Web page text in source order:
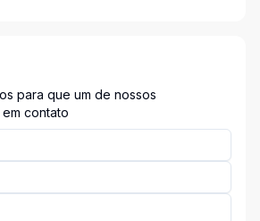
para que um de nossos
contato